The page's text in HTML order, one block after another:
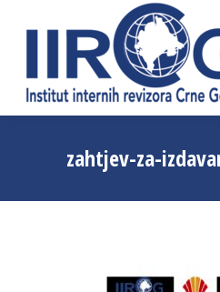
zahtjev-za-